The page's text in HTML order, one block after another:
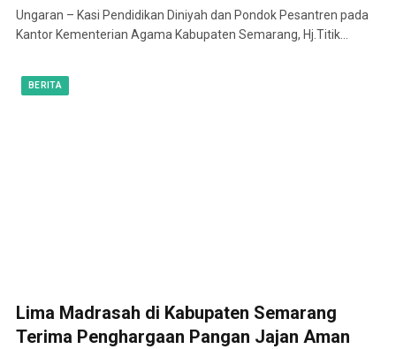
Ungaran – Kasi Pendidikan Diniyah dan Pondok Pesantren pada
Kantor Kementerian Agama Kabupaten Semarang, Hj.Titik…
BERITA
Lima Madrasah di Kabupaten Semarang
Terima Penghargaan Pangan Jajan Aman